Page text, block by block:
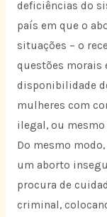
deficiências do
país em que o
situações – o
questões morais
disponibilidade
mulheres com
ilegal, ou
Do mesmo
um aborto
procura de
criminal,